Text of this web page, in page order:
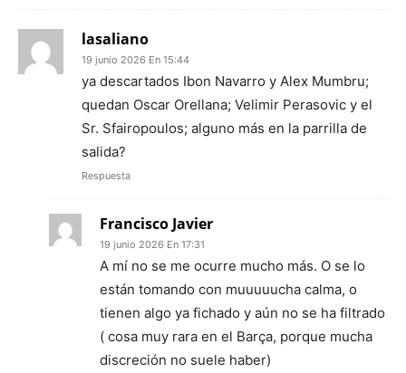
lasaliano
19 junio 2026 En 15:44
ya descartados Ibon Navarro y Alex Mumbru;
quedan Oscar Orellana; Velimir Perasovic y el
Sr. Sfairopoulos; alguno más en la parrilla de
salida?
Respuesta
Francisco Javier
19 junio 2026 En 17:31
A mí no se me ocurre mucho más. O se lo
están tomando con muuuuucha calma, o
tienen algo ya fichado y aún no se ha filtrado
( cosa muy rara en el Barça, porque mucha
discreción no suele haber)